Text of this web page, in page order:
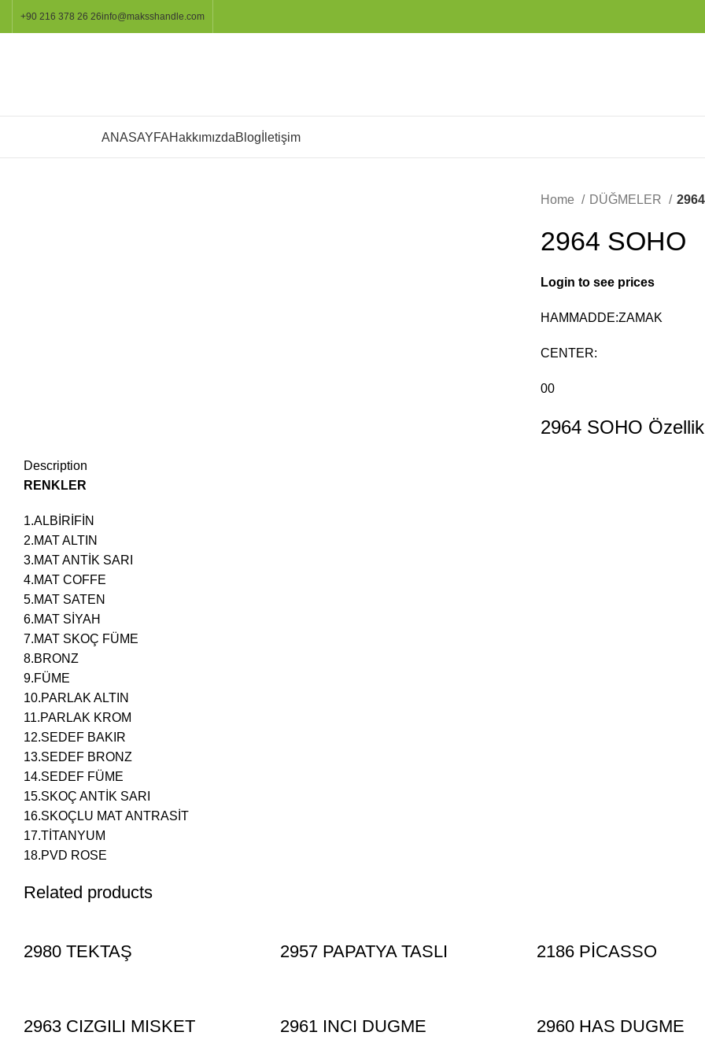
+90 216 378 26 26info@maksshandle.com
ANASAYFAHakkımızdaBlog İletişim
Home DÜĞMELER
2964 SOHO
Login to see prices
HAMMADDE:ZAMAK
CENTER:
00
2964 SOHO
Description
RENKLER
1.ALBİRİFİN
2.MAT ALTIN
3.MAT ANTİK SARI
4.MAT COFFE
5.MAT SATEN
6.MAT SİYAH
7.MAT SKOÇ FÜME
8.BRONZ
9.FÜME
10.PARLAK ALTIN
11.PARLAK KROM
12.SEDEF BAKIR
13.SEDEF BRONZ
14.SEDEF FÜME
15.SKOÇ ANTİK SARI
16.SKOÇLU MAT ANTRASİT
17.TİTANYUM
18.PVD ROSE
Related products
2980 TEKTAŞ 2957 PAPATYA TASLI 2186 PİCASSO
2963 CIZGILI MISKET 2961 INCI DUGME 2960 HAS DUGME